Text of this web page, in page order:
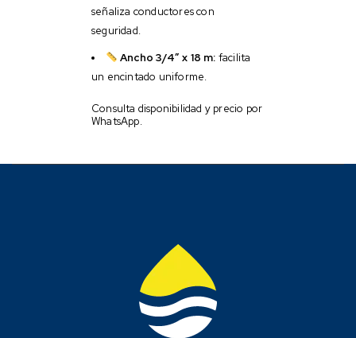
señaliza conductores con
seguridad.
Ancho 3/4″ x 18 m: facilita
un encintado uniforme.
Consulta disponibilidad y precio por
WhatsApp.